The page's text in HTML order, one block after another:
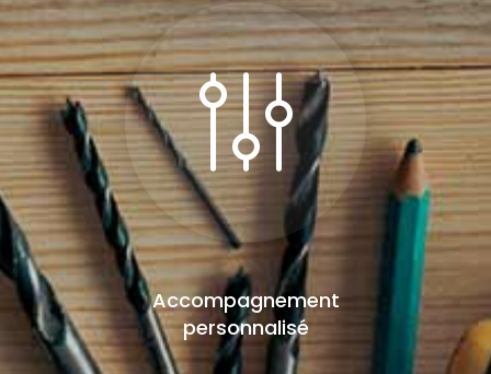
Accompagnement
personnalisé